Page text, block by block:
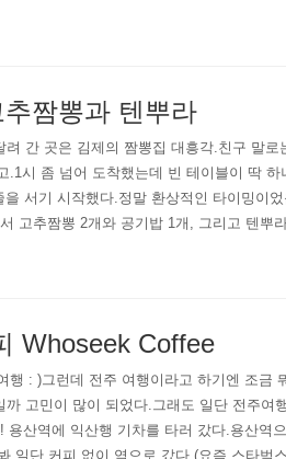
어마어마한 역사를 자랑하는 고찰이었다
짬뽕과 텐뿌라
간 곳은 김제의 짬뽕집 대흥각.친구 말로
시 좀 넘어 도착했는데 빈 테이블이 딱
서기 시작했다.정말 환상적인 타이밍이
고추짬뽕 2개와 공기밥 1개, 그리고 텐뿌
처럼 매운 걸 잘 못먹는 사람이 딱 먹기
Whoseek Coffee
: )그런데 전주 여행이라고 하기엔 조금
고민이 많이 되었다.그래도 일단 전주여
산역에 익산행 기차를 타러 갔다.용산역
단 커피 없이 역으로 갔다.(요즘 스타벅